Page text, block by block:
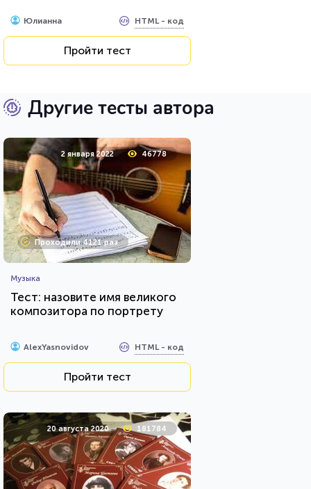
Юлианна HTML - код
Пройти тест
Другие тесты автора
2 января 2022 46778
Проходили 4121 раз
Музыка
Тест: назовите имя великого
композитора по портрету
AlexYasnovidov HTML - код
Пройти тест
20 августа 2020 181784